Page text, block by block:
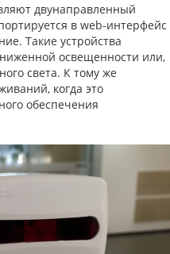
двунаправленный
в web-интерфейс
Такие устройства
освещенности или,
света. К тому же
когда это
обеспечения